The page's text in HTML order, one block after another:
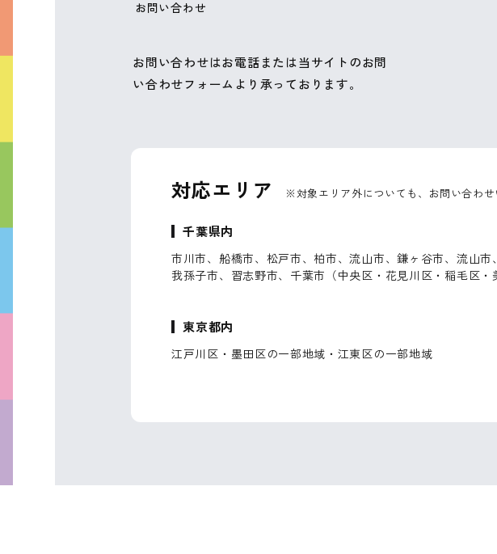
お問い合わせ
お問い合わせはお電話または当サイトのお問
い合わせフォームより承っております。
対応エリア ※対象エリア外についても、お問い合わせ
千葉県内
市川市、船橋市、松戸市、柏市、流山市、鎌ヶ谷市、流山市
我孫子市、習志野市、千葉市（中央区・花見川区・稲毛区・
東京都内
江戸川区・墨田区の一部地域・江東区の一部地域